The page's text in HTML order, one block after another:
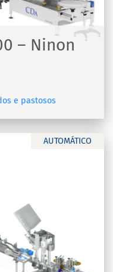
– Ninon
e pastosos
AUTOMÁTICO